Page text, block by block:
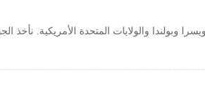
والولايات المتحدة الأمريكية. نأخذ